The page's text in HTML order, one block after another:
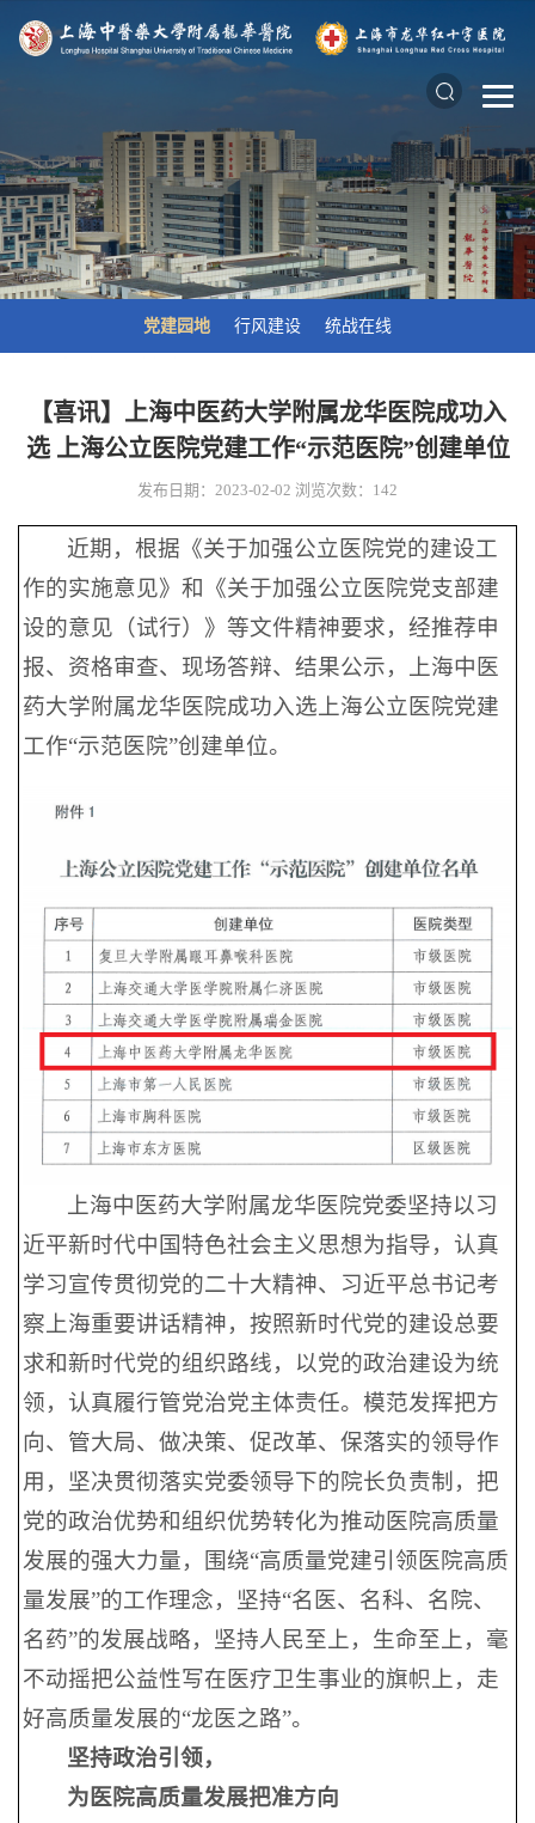
党建园地 行风建设 统战在线
【喜讯】上海中医药大学附属龙华医院成功入
选 上海公立医院党建工作“示范医院”创建单位
发布日期：2023-02-02 浏览次数： 142
近期，根据《关于加强公立医院党的建设工
作的实施意见》和《关于加强公立医院党支部建
设的意见（试行）》等文件精神要求，经推荐申
报、资格审查、现场答辩、结果公示，上海中医
药大学附属龙华医院成功入选上海公立医院党建
工作“示范医院”创建单位。
上海中医药大学附属龙华医院党委坚持以习
近平新时代中国特色社会主义思想为指导，认真
学习宣传贯彻党的二十大精神、习近平总书记考
察上海重要讲话精神，按照新时代党的建设总要
求和新时代党的组织路线，以党的政治建设为统
领，认真履行管党治党主体责任。模范发挥把方
向、管大局、做决策、促改革、保落实的领导作
用，坚决贯彻落实党委领导下的院长负责制，把
党的政治优势和组织优势转化为推动医院高质量
发展的强大力量，围绕“高质量党建引领医院高质
量发展”的工作理念，坚持“名医、名科、名院、
名药”的发展战略，坚持人民至上，生命至上，毫
不动摇把公益性写在医疗卫生事业的旗帜上，走
好高质量发展的“龙医之路”。
坚持政治引领，
为医院高质量发展把准方向